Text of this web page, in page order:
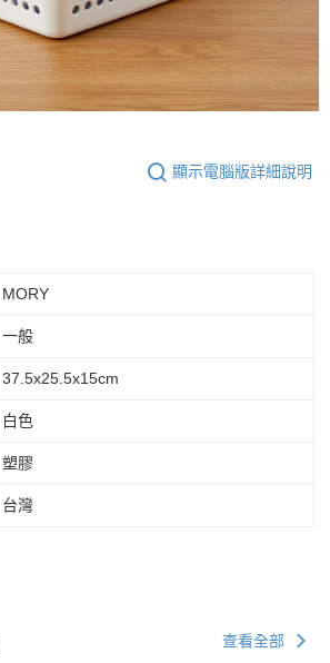
顯示電腦版詳細說明
MORY
一般
37.5x25.5x15cm
白色
塑膠
台灣
查看全部